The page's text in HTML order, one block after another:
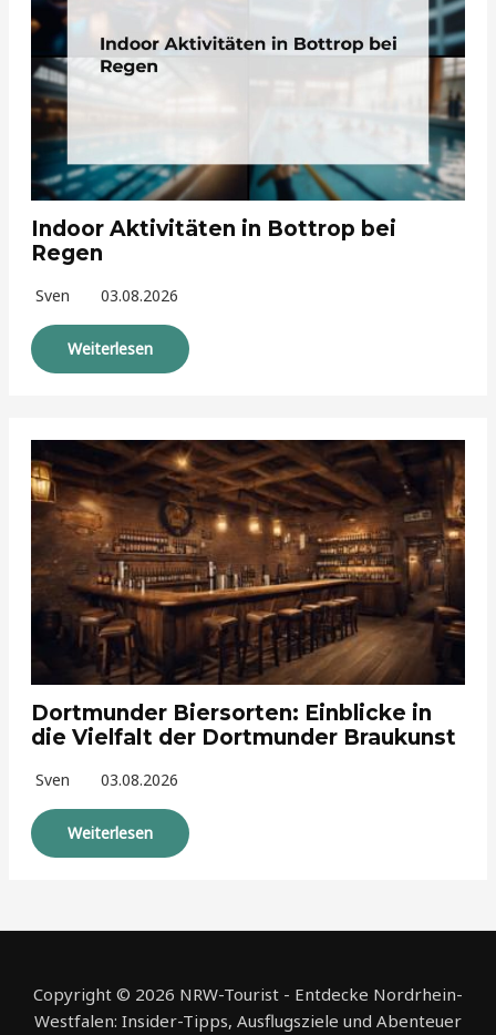
Indoor Aktivitäten in Bottrop bei
Regen
Sven 03.08.2026
Weiterlesen
Dortmunder Biersorten: Einblicke in
die Vielfalt der Dortmunder Braukunst
Sven 03.08.2026
Weiterlesen
Copyright © 2026 NRW-Tourist - Entdecke Nordrhein-
Westfalen: Insider-Tipps, Ausflugsziele und Abenteuer